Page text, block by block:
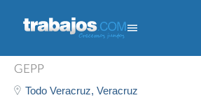
Reclutador -
GEPP
Todo Veracruz, Veracruz